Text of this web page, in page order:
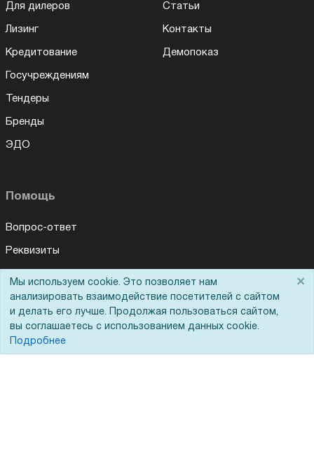
Для дилеров
Лизинг
Кредитование
Госучреждениям
Тендеры
Бренды
ЭДО
Статьи
Контакты
Демопоказ
Помощь
Вопрос-ответ
Реквизиты
Сервисный центр
Обратная связь
Мы используем cookie. Это позволяет нам
анализировать взаимодействие посетителей с сайтом
и делать его лучше. Продолжая пользоваться сайтом,
вы соглашаетесь с использованием данных cookie.
Подробнее
×